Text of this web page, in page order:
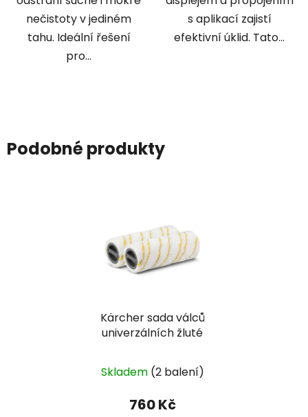
nečistoty v jediném
tahu. Ideální řešení
pro...
s aplikací zajistí
efektivní úklid. Tato...
Podobné produkty
Kärcher sada válců
univerzálních žluté
Skladem (2 balení)
760 Kč